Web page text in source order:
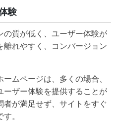
験
の質が低く、ユーザー体験が
れやすく、コンバージョン
ムページは、多くの場合、
ーザー体験を提供することが
者が満足せず、サイトをすぐ
。